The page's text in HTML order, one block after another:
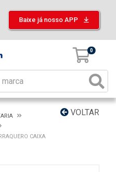
Baixe já nosso APP
0
VOLTAR
CAIXA